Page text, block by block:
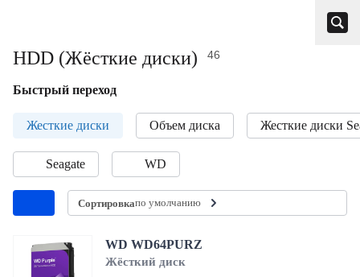
HDD (Жёсткие диски) 46
Быстрый переход
Жесткие диски Объем диска Жесткие диски
Seagate WD
Сортировкапо умолчанию
WD WD64PURZ
Жёсткий диск